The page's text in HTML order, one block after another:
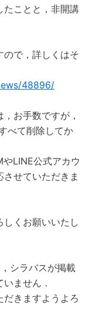
たことと，非開講
ので，詳しくはそ
48896/
お手数ですが，
べて削除してか
LINE公式アカウ
せていただきま
しくお願いいたし
シラバスが掲載
ません．
きますようよろ